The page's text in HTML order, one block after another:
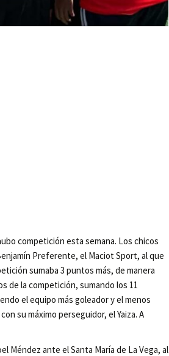
competición esta semana. Los chicos
Preferente, el Maciot Sport, al que
sumaba 3 puntos más, de manera
de la competición, sumando los 11
el equipo más goleador y el menos
su máximo perseguidor, el Yaiza. A
Méndez ante el Santa María de La Vega, al